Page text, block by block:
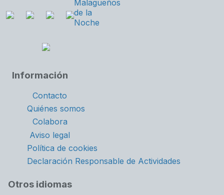
Información
Contacto
Quiénes somos
Colabora
Aviso legal
Política de cookies
Declaración Responsable de Actividades
Otros idiomas